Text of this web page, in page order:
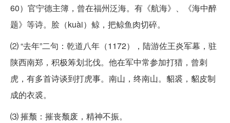
60）官宁德主簿，曾在福州泛海。有《航海》、《海中醉
题》等诗。脍（kuài）鲸，把鲸鱼肉切碎。
⑵ “去年”二句：乾道八年（1172），陆游佐王炎军幕，驻
陕西南郑，积极筹划北伐。他在军中常参加打猎，曾刺
虎，有多首诗谈到打虎事。南山，终南山。貂裘，貂皮制
成的衣裘。
⑶ 摧颓：摧丧颓废，精神不振。